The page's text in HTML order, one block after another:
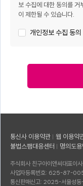
보 수집에 대한 동의를 거
이 제한될 수 있습니다.
개인정보 수집 동의
통신사 이용약관 웹 이용약
불법스팸대응센터
명의도
주식회사 친구아이앤씨 대표이
사업자등록번호: 625-87-
통신판매신고: 2025-서울성